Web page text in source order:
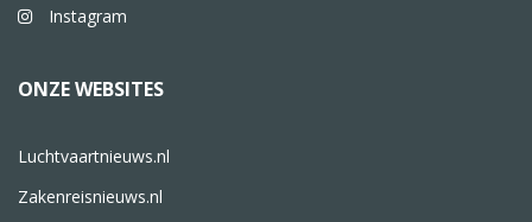
Instagram
ONZE WEBSITES
Luchtvaartnieuws.nl
Zakenreisnieuws.nl